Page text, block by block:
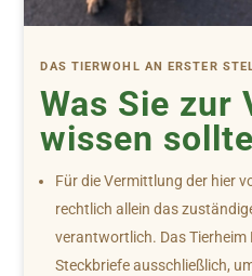
DAS TIERWOHL AN ERSTER
Was Sie zur
wissen
Für die Vermittlung der hier
rechtlich allein das
verantwortlich. Das
Steckbriefe ausschließlich,